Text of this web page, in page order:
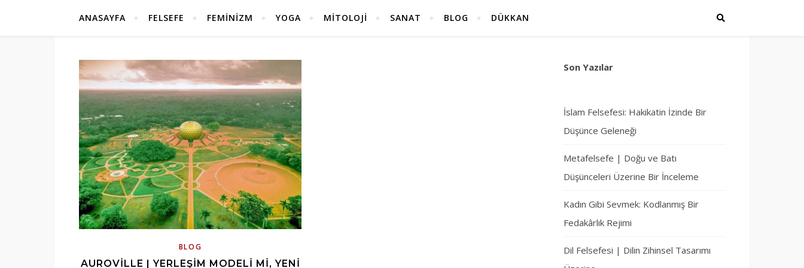
ANASAYFA FELSEFE FEMINIZM YOGA MITOLOJI SANAT BLOG DÜKKAN
BLOG
AUROVILLE | YERLEŞIM MODELI MI, YENI
Son Yazılar
İslam Felsefesi: Hakikatin İzinde Bir
Düşünce Geleneği
Metafelsefe | Doğu ve Batı
Düşünceleri Üzerine Bir İnceleme
Kadın Gibi Sevmek: Kodlanmış Bir
Fedakârlık Rejimi
Dil Felsefesi | Dilin Zihinsel Tasarımı